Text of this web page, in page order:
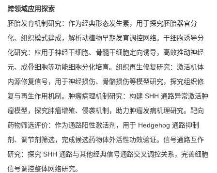
跨领域应用探索
胚胎发育机制研究：作为经典形态发生素，用于探究胚胎器官分
化、组织模式建成，解析动植物早期发育调控网络。干细胞诱导分
化研究：应用于神经干细胞、骨髓干细胞定向诱导，高效推动神经
元、成骨细胞等功能细胞分化培育。组织再生修复研究：激活机体
内源修复信号，用于神经损伤、骨骼损伤等模型研究，探究组织修
复与再生作用机制。肿瘤病理机制研究：构建 SHH 通路异常激活肿
瘤模型，探究肿瘤增殖、侵袭机制，助力肿瘤发病机理研究。靶向
药物筛选评价：作为通路阳性激活剂，用于 Hedgehog 通路抑制
剂、调节剂筛选，完成候选药物体外活性功效验证。信号通路互作
研究：探究 SHH 通路与其他经典信号通路交叉调控关系，完善细胞
信号调控整体网络研究。